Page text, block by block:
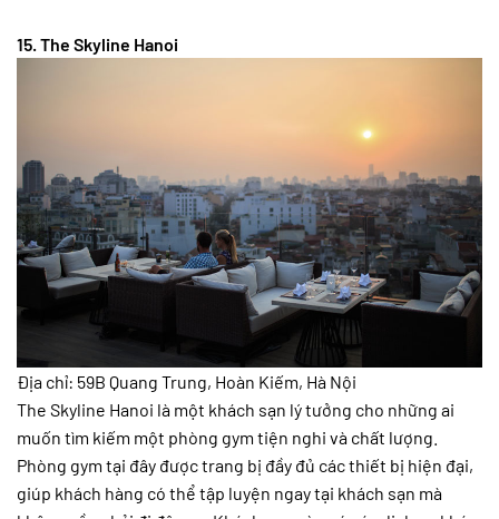
15. The Skyline Hanoi
Địa chỉ: 59B Quang Trung, Hoàn Kiếm, Hà Nội
The Skyline Hanoi là một khách sạn lý tưởng cho những ai
muốn tìm kiếm một phòng gym tiện nghi và chất lượng.
Phòng gym tại đây được trang bị đầy đủ các thiết bị hiện đại,
giúp khách hàng có thể tập luyện ngay tại khách sạn mà